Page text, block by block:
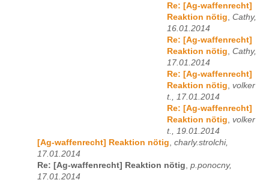
Re: [Ag-waffenrecht]
Reaktion nötig Cathy,
16.01.2014
Re: [Ag-waffenrecht]
Reaktion nötig Cathy,
17.01.2014
Re: [Ag-waffenrecht]
Reaktion nötig volker
t., 17.01.2014
Re: [Ag-waffenrecht]
Reaktion nötig volker
t., 19.01.2014
[Ag-waffenrecht] Reaktion nötig charly.strolchi,
17.01.2014
Re: [Ag-waffenrecht] Reaktion nötig p.ponocny,
17.01.2014